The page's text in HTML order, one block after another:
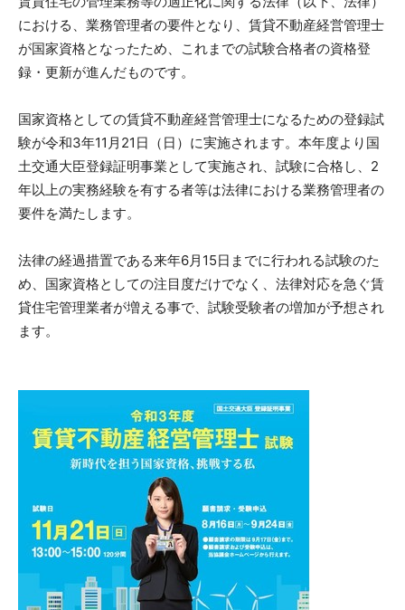
における、業務管理者の要件となり、賃貸不動産経営管理士
が国家資格となったため、これまでの試験合格者の資格登
録・更新が進んだものです。
国家資格としての賃貸不動産経営管理士になるための登録試
験が令和3年11月21日（日）に実施されます。本年度より国
土交通大臣登録証明事業として実施され、試験に合格し、2
年以上の実務経験を有する者等は法律における業務管理者の
要件を満たします。
法律の経過措置である来年6月15日までに行われる試験のた
め、国家資格としての注目度だけでなく、法律対応を急ぐ賃
貸住宅管理業者が増える事で、試験受験者の増加が予想され
ます。